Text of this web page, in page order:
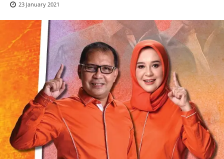
23 January 2021